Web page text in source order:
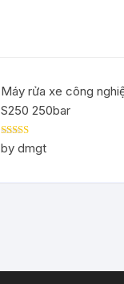
Máy rửa xe công
S250 250bar
Rated5out
of 5
by dmgt